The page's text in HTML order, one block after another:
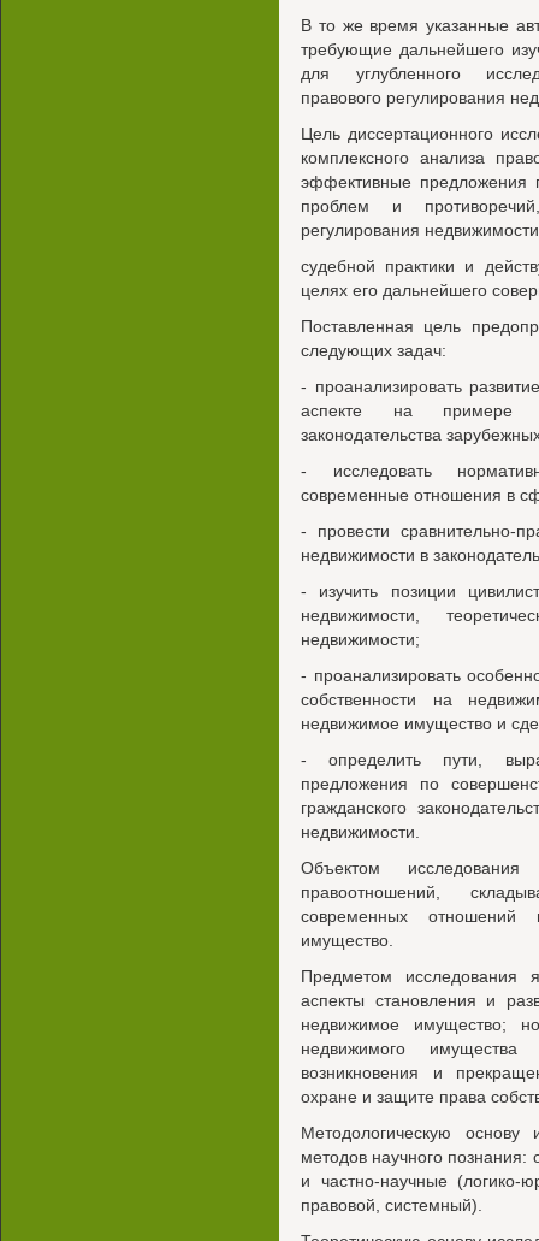
В то же время указанные
требующие дальнейшего
для углубленного
правового регулирования
Цель диссертационного
комплексного анализа
эффективные предложения
проблем и
регулирования
судебной практики и
целях его дальнейшего
Поставленная цель
следующих задач:
- проанализировать
аспекте на примере
законодательства
- исследовать
современные отношения в
- провести сравнительно-
недвижимости в
- изучить позиции
недвижимости,
недвижимости;
- проанализировать
собственности на
недвижимое имущество и
- определить пути,
предложения по
гражданского
недвижимости.
Объектом исследования
правоотношений,
современных отношений
имущество.
Предметом исследования
аспекты становления и
недвижимое имущество;
недвижимого
возникновения и
охране и защите права
Методологическую основу
методов научного
и частно-научные (логико-
правовой, системный).